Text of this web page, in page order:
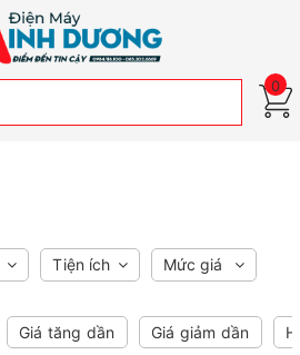
0
Tiện ích Mức giá
Giá tăng dần Giá giảm dần